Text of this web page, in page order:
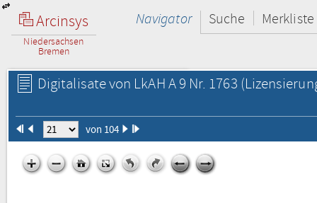
Arcinsys
Niedersachsen
Bremen
Navigator Suche Merkliste
Digitalisate von LkAH A 9 Nr. 1763
von 104